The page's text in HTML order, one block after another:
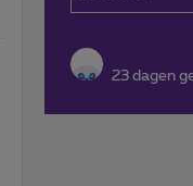
23 dagen